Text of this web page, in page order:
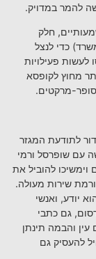
להמר במדויק.
חלק
כדי לנצל
לעשות פעילויות
מחוץ לקופסא
מרקטים.
לתודעת המגזר
עם שופרסל ורמי
וימשיכו להוביל את
שירות מעולה.
יודע, ואנשי
גם כתבי
עין והבמה תינתן
להעסיק גם